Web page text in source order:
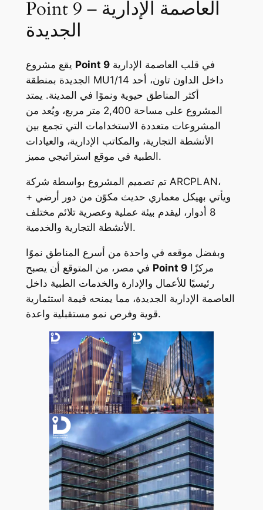
Point 9 – العاصمة الإدارية
الجديدة
Point 9في قلب العاصمة الإدارية
الجديدة بمنطقة MU1/14 داخل الداون تاون، أحد
أكثر المناطق حيوية ونموًا في المدينة. يمتد
المشروع على مساحة 2,400 متر مربع، ويُعد من
المشروعات متعددة الاستخدامات التي تجمع بين
الأنشطة التجارية، والمكاتب الإدارية، والعيادات
الطبية في موقع استراتيجي مميز.
تم تصميم المشروع بواسطة شركة ARCPLAN،
ويأتي بهيكل معماري حديث مكوّن من دور أرضي +
8 أدوار، ليقدم بيئة عملية وعصرية تلائم مختلف
الأنشطة التجارية والخدمية.
وبفضل موقعه في واحدة من أسرع المناطق نموًا
Point 9مركزًا
رئيسيًا للأعمال والإدارة والخدمات الطبية داخل
العاصمة الإدارية الجديدة، مما يمنحه قيمة استثمارية
قوية وفرص نمو مستقبلية واعدة.